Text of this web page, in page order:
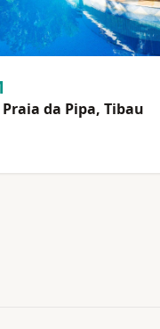
da Pipa, Tibau